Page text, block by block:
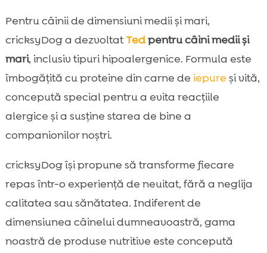
Pentru câinii de dimensiuni medii și mari,
cricksyDog a dezvoltatTedpentru câini medii și
mari, inclusiv tipuri hipoalergenice. Formula este
îmbogățită cu proteine din carne de iepure și vită,
concepută special pentru a evita reacțiile
alergice și a susține starea de bine a
companionilor noștri.
cricksyDog își propune să transforme fiecare
repas într-o experiență de neuitat, fără a neglija
calitatea sau sănătatea. Indiferent de
dimensiunea câinelui dumneavoastră, gama
noastră de produse nutritive este concepută